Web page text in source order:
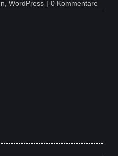
WordPress | 0 Kommentareon
IT-